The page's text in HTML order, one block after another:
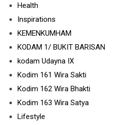
Health
Inspirations
KEMENKUMHAM
KODAM 1/ BUKIT BARISAN
kodam Udayna IX
Kodim 161 Wira Sakti
Kodim 162 Wira Bhakti
Kodim 163 Wira Satya
Lifestyle